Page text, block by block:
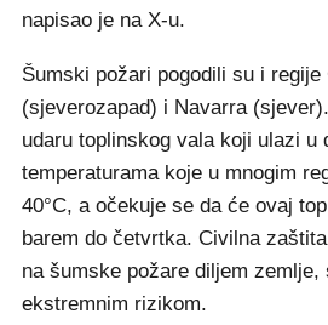
napisao je na X-u.
Šumski požari pogodili su i regije
(sjeverozapad) i Navarra
udaru toplinskog vala koji ulazi u
temperaturama koje u mnogim
40°C, a očekuje se da će ovaj
barem do četvrtka. Civilna
na šumske požare diljem zemlje,
ekstremnim rizikom.